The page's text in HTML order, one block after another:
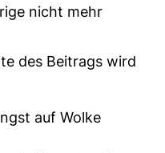
nicht mehr
des Beitrags wird
auf Wolke